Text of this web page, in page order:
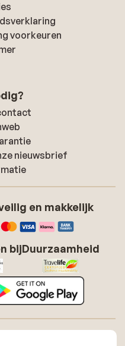
voorkeuren
nieuwsbrief
en makkelijk
bijDuurzaamheid